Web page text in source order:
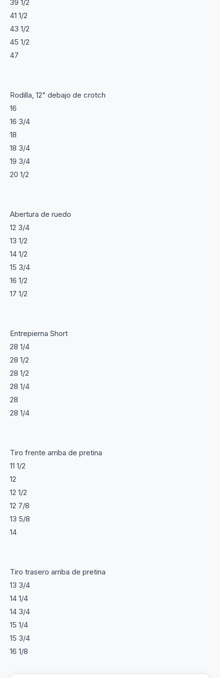
39 1/2
41 1/2
43 1/2
45 1/2
47
Rodilla, 12" debajo de crotch
16
16 3/4
18
18 3/4
19 3/4
20 1/2
Abertura de ruedo
12 3/4
13 1/2
14 1/2
15 3/4
16 1/2
17 1/2
Entrepierna Short
28 1/4
28 1/2
28 1/2
28 1/4
28
28 1/4
Tiro frente arriba de pretina
11 1/2
12
12 1/2
12 7/8
13 5/8
14
Tiro trasero arriba de pretina
13 3/4
14 1/4
14 3/4
15 1/4
15 3/4
16 1/8